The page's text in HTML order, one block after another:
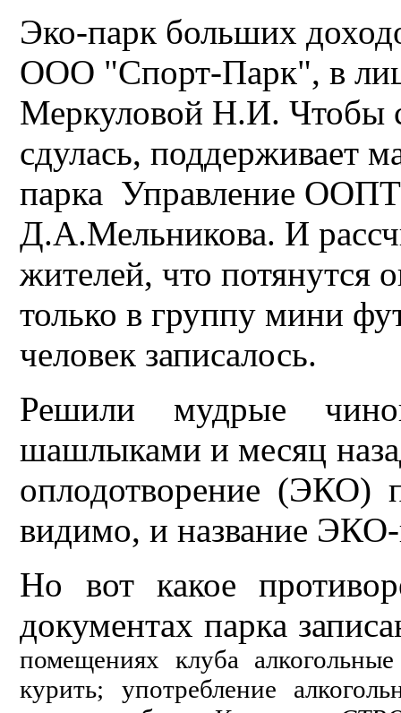
Эко-парк больших
ООО "Спорт-Парк", в
Меркуловой Н.И. Чтобы
сдулась, поддерживает
парка Управление ООПТ
Д.А.Мельникова. И
жителей, что потянутся
только в группу мини
человек записалось.
Решили мудрые
шашлыками и месяц
оплодотворение (ЭКО)
видимо, и название
Но вот какое
документах парка
помещениях клуба
курить; употребление